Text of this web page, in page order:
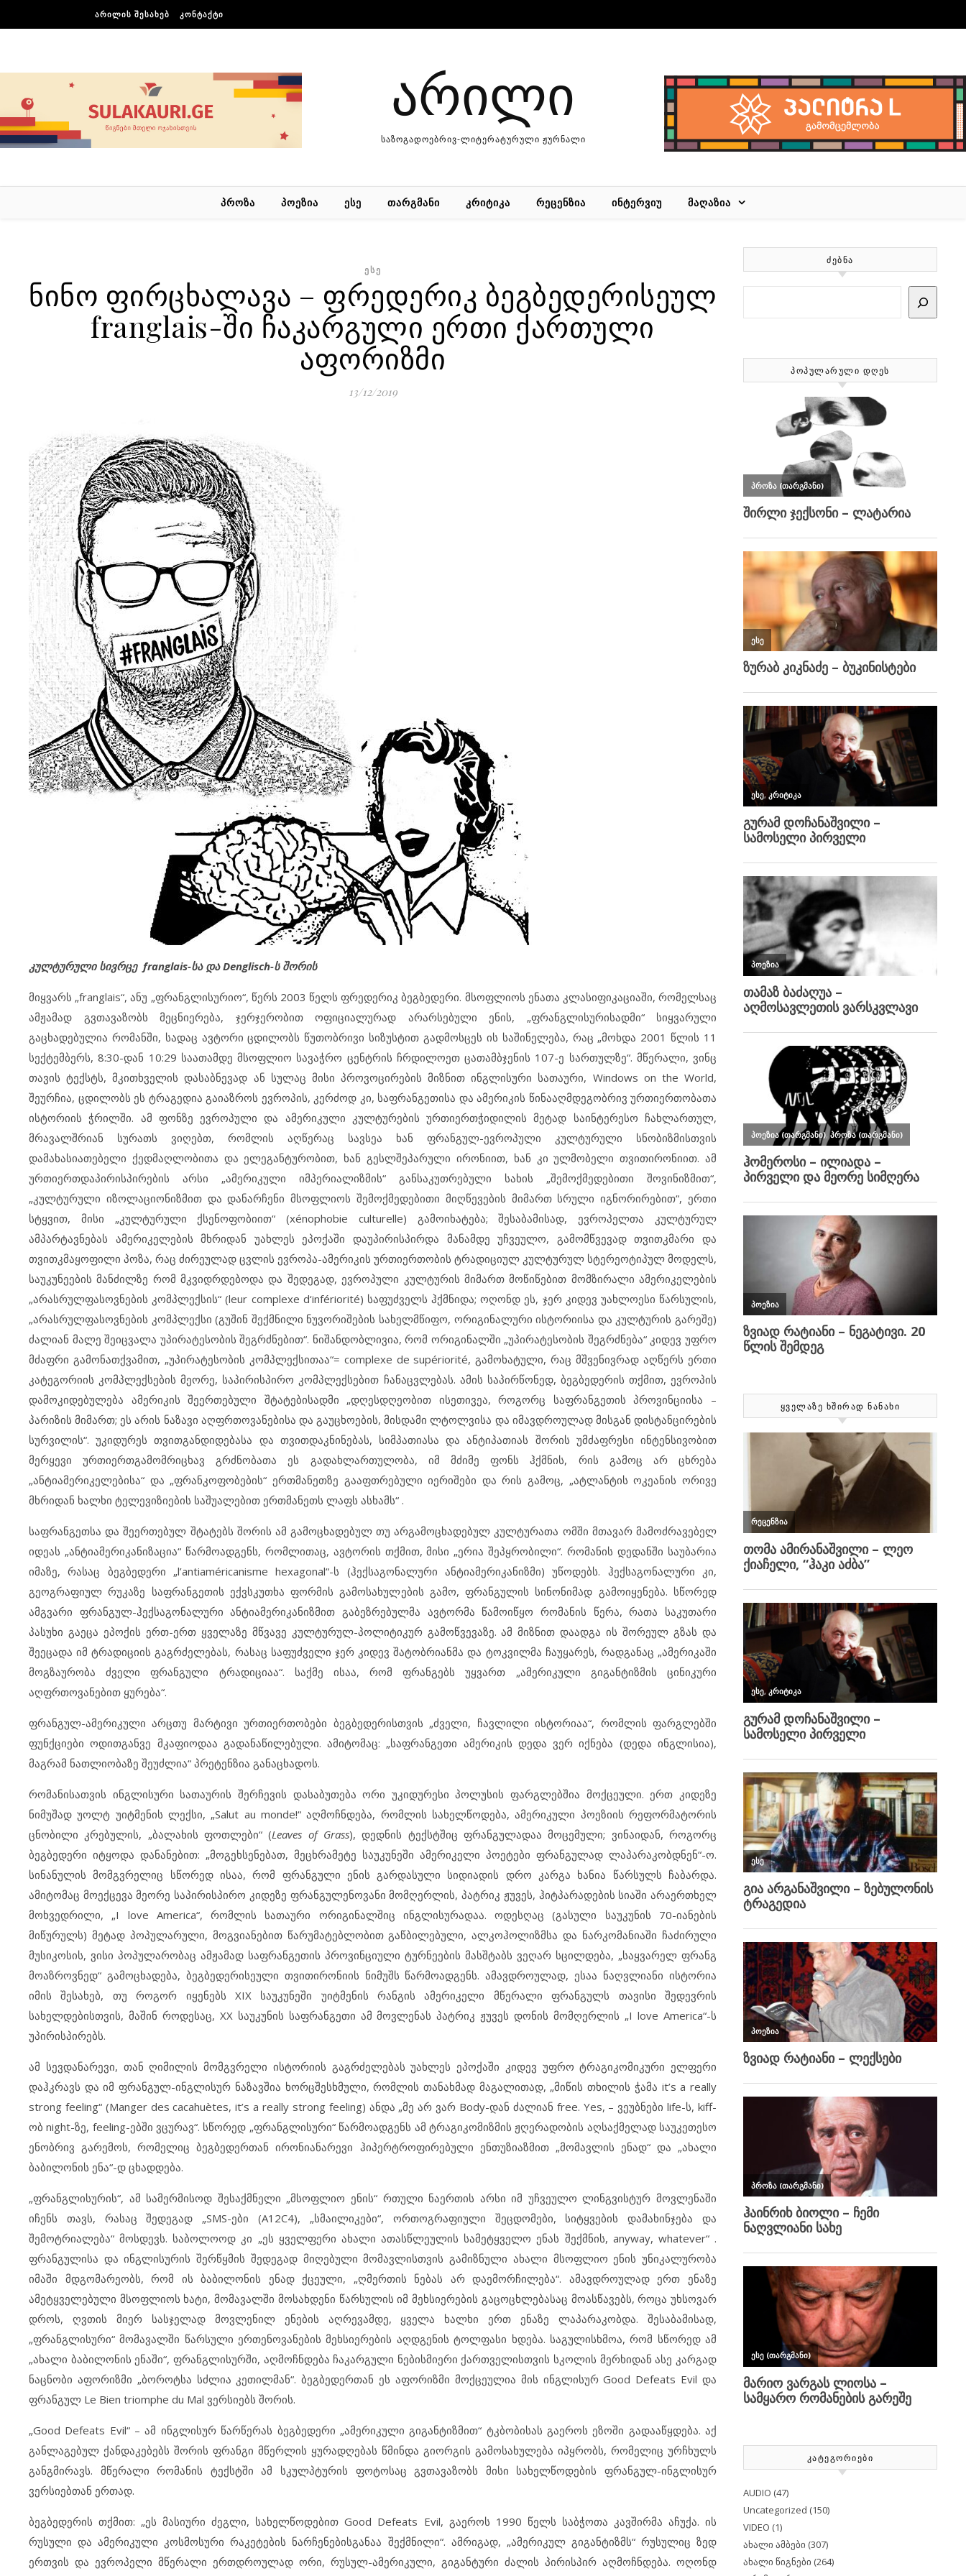
ᲐᲠᲘᲚᲘᲡ ᲨᲔᲡᲐᲮᲔᲑ ᲙᲝᲜᲢᲐᲥᲢᲘ
არილი
საზოგადოებრივ-ლიტერატურული ჟურნალი
ᲞᲠᲝᲖᲐ ᲞᲝᲔᲖᲘᲐ ᲔᲡᲔ ᲗᲐᲠᲒᲛᲐᲜᲘ ᲙᲠᲘᲢᲘᲙᲐ ᲠᲔᲪᲔᲜᲖᲘᲐ ᲘᲜᲢᲔᲠᲕᲘᲣ ᲛᲐᲦᲐᲖᲘᲐ
ᲔᲡᲔ
ნინო ფირცხალავა – ფრედერიკ ბეგბედერისეულ
franglais-ში ჩაკარგული ერთი ქართული
აფორიზმი
13/12/2019
კულტურული სივრცე franglais-სა დაDenglisch-ს შორის
მიყვარს „franglais“, ანუ „ფრანგლისურიო“, წერს 2003 წელს ფრედერიკ ბეგბედერი. მსოფლიოს ენათა კლასიფიკაციაში, რომელსაც
ამჟამად გვთავაზობს მეცნიერება, ჯერჯერობით ოფიციალურად არარსებული ენის, „ფრანგლისურისადმი“ სიყვარული
გაცხადებულია რომანში, სადაც ავტორი ცდილობს წუთობრივი სიზუსტით გადმოსცეს ის საშინელება, რაც „მოხდა 2001 წლის 11
სექტემბერს, 8:30-დან 10:29 საათამდე მსოფლიო სავაჭრო ცენტრის ჩრდილოეთ ცათამბჯენის 107-ე სართულზე“. მწერალი, ვინც
თავის ტექსტს, მკითხველის დასაბნევად ან სულაც მისი პროვოცირების მიზნით ინგლისური სათაური, Windows on the World,
შეურჩია, ცდილობს ეს ტრაგედია გაიაზროს ევროპის, კერძოდ კი, საფრანგეთისა და ამერიკის წინააღმდეგობრივ ურთიერთობათა
ისტორიის ჭრილში. ამ ფონზე ევროპული და ამერიკული კულტურების ურთიერთჭიდილის მეტად საინტერესო ჩახლართულ,
მრავალშრიან სურათს ვიღებთ, რომლის აღწერაც სავსეა ხან ფრანგულ-ევროპული კულტურული სნობიზმისთვის
დამახასიათებელი ქედმაღლობითა და ელეგანტურობით, ხან გესლშეპარული ირონიით, ხან კი ულმობელი თვითირონიით. ამ
ურთიერთდაპირისპირების არსი „ამერიკული იმპერიალიზმის“ განსაკუთრებული სახის „შემოქმედებითი შოვინიზმით“,
„კულტურული იზოლაციონიზმით და დანარჩენი მსოფლიოს შემოქმედებითი მიღწევების მიმართ სრული იგნორირებით“, ერთი
სტყვით, მისი „კულტურული ქსენოფობიით“ (xénophobie culturelle) გამოიხატება; შესაბამისად, ევროპელთა კულტურულ
ამპარტავნებას ამერიკელების მხრიდან უახლეს ეპოქაში დაუპირისპირდა მანამდე უჩვეულო, გამომწვევად თვითკმარი და
თვითკმაყოფილი პოზა, რაც ძირეულად ცვლის ევროპა-ამერიკის ურთიერთობის ტრადიციულ კულტურულ სტერეოტიპულ მოდელს,
საუკუნეების მანძილზე რომ მკვიდრდებოდა და შედეგად, ევროპული კულტურის მიმართ მოწიწებით მომზირალი ამერიკელების
„არასრულფასოვნების კომპლექსის“ (leur complexe d‘infériorité) საფუძველს ჰქმნიდა; ოღონდ ეს, ჯერ კიდევ უახლოესი წარსულის,
„არასრულფასოვნების კომპლექსი (გუშინ შექმნილი ნუვორიშების სახელმწიფო, ორიგინალური ისტორიისა და კულტურის გარეშე)
ძალიან მალე შეიცვალა უპირატესობის შეგრძნებით“. ნიშანდობლივია, რომ ორიგინალში „უპირატესობის შეგრძნება“ კიდევ უფრო
მძაფრი გამონათქვამით, „უპირატესობის კომპლექსითაა“= complexe de supériorité, გამოხატული, რაც მშვენივრად აღწერს ერთი
კატეგორიის კომპლექსების მეორე, საპირისპირო კომპლექსებით ჩანაცვლებას. ამის საპირწონედ, ბეგბედერის თქმით, ევროპის
დამოკიდებულება ამერიკის შეერთებული შტატებისადმი „დღესდღეობით ისეთივეა, როგორც საფრანგეთის პროვინციისა –
პარიზის მიმართ; ეს არის ნაზავი აღფრთოვანებისა და გაუცხოების, მისდამი ლტოლვისა და იმავდროულად მისგან დისტანცირების
სურვილის“. უკიდურეს თვითგანდიდებასა და თვითდაკნინებას, სიმპათიასა და ანტიპათიას შორის უმძაფრესი ინტენსივობით
მერყევი ურთიერთგამომრიცხავ გრძნობათა ეს გადახლართულობა, იმ მძიმე ფონს ჰქმნის, რის გამოც არ ცხრება
„ანტიამერიკელებისა“ და „ფრანკოფობების“ ერთმანეთზე გააფთრებული იერიშები და რის გამოც, „ატლანტის ოკეანის ორივე
მხრიდან ხალხი ტელევიზიების საშუალებით ერთმანეთს ლაფს ასხამს“ .
საფრანგეთსა და შეერთებულ შტატებს შორის ამ გამოცხადებულ თუ არგამოცხადებულ კულტურათა ომში მთავარ მამოძრავებელ
იდეას „ანტიამერიკანიზაცია“ წარმოადგენს, რომლითაც, ავტორის თქმით, მისი „ერია შეპყრობილი“. რომანის დედანში საუბარია
იმაზე, რასაც ბეგბედერი „l’antiaméricanisme hexagonal“-ს (ჰექსაგონალური ანტიამერიკანიზმი) უწოდებს. ჰექსაგონალური კი,
გეოგრაფიულ რუკაზე საფრანგეთის ექვსკუთხა ფორმის გამოსახულების გამო, ფრანგულის სინონიმად გამოიყენება. სწორედ
ამგვარი ფრანგულ-ჰექსაგონალური ანტიამერიკანიზმით გაბეზრებულმა ავტორმა წამოიწყო რომანის წერა, რათა საკუთარი
პასუხი გაეცა ეპოქის ერთ-ერთ ყველაზე მწვავე კულტურულ-პოლიტიკურ გამოწვევაზე. ამ მიზნით დაადგა ის შორეულ გზას და
შეეცადა იმ ტრადიციის გაგრძელებას, რასაც საფუძველი ჯერ კიდევ შატობრიანმა და ტოკვილმა ჩაუყარეს, რადგანაც „ამერიკაში
მოგზაურობა ძველი ფრანგული ტრადიციაა“. საქმე ისაა, რომ ფრანგებს უყვართ „ამერიკული გიგანტიზმის ცინიკური
აღფრთოვანებით ყურება“.
ფრანგულ-ამერიკული არცთუ მარტივი ურთიერთობები ბეგბედერისთვის „ძველი, ჩავლილი ისტორიაა“, რომლის ფარგლებში
ფუნქციები ოდითგანვე მკაფიოდაა გადანაწილებული. ამიტომაც: „საფრანგეთი ამერიკის დედა ვერ იქნება (დედა ინგლისია),
მაგრამ ნათლიობაზე შეუძლია“ პრეტენზია განაცხადოს.
რომანისათვის ინგლისური სათაურის შერჩევის დასაბუთება ორი უკიდურესი პოლუსის ფარგლებშია მოქცეული. ერთ კიდეზე
ნიმუშად უოლტ უიტმენის ლექსი, „Salut au monde!“ აღმოჩნდება, რომლის სახელწოდება, ამერიკული პოეზიის რეფორმატორის
ცნობილი კრებულის, „ბალახის ფოთლები“ (Leaves of Grass), დედნის ტექსტშიც ფრანგულადაა მოცემული; ვინაიდან, როგორც
ბეგბედერი იტყოდა დანანებით: „მოგეხსენებათ, მეცხრამეტე საუკუნეში ამერიკელი პოეტები ფრანგულად ლაპარაკობდნენ“-ო.
სინანულის მომგვრელიც სწორედ ისაა, რომ ფრანგული ენის გარდასული სიდიადის დრო კარგა ხანია წარსულს ჩაბარდა.
ამიტომაც მოექცევა მეორე საპირისპირო კიდეზე ფრანგულენოვანი მომღერლის, პატრიკ ჟუვეს, ჰიტპარადების სიაში არაერთხელ
მოხვედრილი, „I love America“, რომლის სათაური ორიგინალშიც ინგლისურადაა. ოდესღაც (გასული საუკუნის 70-იანების
მიწურულს) მეტად პოპულარული, მოგვიანებით წარუმატებლობით გაწბილებული, ალკოჰოლიზმსა და ნარკომანიაში ჩაძირული
მუსიკოსის, ვისი პოპულარობაც ამჟამად საფრანგეთის პროვინციული ტურნეების მასშტაბს ვეღარ სცილდება, „საყვარელ ფრანგ
მოაზროვნედ“ გამოცხადება, ბეგბედერისეული თვითირონიის ნიმუშს წარმოადგენს. ამავდროულად, ესაა ნაღვლიანი ისტორია
იმის შესახებ, თუ როგორ იყენებს XIX საუკუნეში უიტმენის რანგის ამერიკელი მწერალი ფრანგულს თავისი შედევრის
სახელდებისთვის, მაშინ როდესაც, XX საუკუნის საფრანგეთი ამ მოვლენას პატრიკ ჟუვეს დონის მომღერლის „I love America“-ს
უპირისპირებს.
ამ სევდანარევი, თან ღიმილის მომგვრელი ისტორიის გაგრძელებას უახლეს ეპოქაში კიდევ უფრო ტრაგიკომიკური ელფერი
დაჰკრავს და იმ ფრანგულ-ინგლისურ ნაზავშია ხორცშესხმული, რომლის თანახმად მაგალითად, „მიწის თხილის ჭამა it’s a really
strong feeling“ (Manger des cacahuètes, it’s a really strong feeling) ანდა „მე არ ვარ Body-დან ძალიან free. Yes, – ვეუბნები life-ს, kiff-
ობ night-ზე, feeling-ებში ვცურავ“. სწორედ „ფრანგლისური“ წარმოადგენს ამ ტრაგიკომიზმის ჟღერადობის აღსაქმელად საუკეთესო
ენობრივ გარემოს, რომელიც ბეგბედერთან ირონიანარევი ჰიპერტროფირებული ენთუზიაზმით „მომავლის ენად“ და „ახალი
ბაბილონის ენა“-დ ცხადდება.
„ფრანგლისურის“, ამ სამერმისოდ შესაქმნელი „მსოფლიო ენის“ რთული ნაერთის არსი იმ უჩვეულო ლინგვისტურ მოვლენაში
იჩენს თავს, რასაც შედეგად „SMS-ები (A12C4), „სმაილიკები“, ორთოგრაფიული შეცდომები, სიტყვების დამახინჯება და
შემოტრიალება“ მოსდევს. საბოლოოდ კი „ეს ყველფერი ახალი ათასწლეულის სამეტყველო ენას შექმნის, anyway, whatever“ .
ფრანგულისა და ინგლისურის შერწყმის შედეგად მიღებული მომავლისთვის გამიზნული ახალი მსოფლიო ენის უნიკალურობა
იმაში მდგომარეობს, რომ ის ბაბილონის ენად ქცეული, „ღმერთის ნებას არ დაემორჩილება“. ამავდროულად ერთ ენაზე
ამეტყველებული მსოფლიოს ხატი, მომავალში მოსახდენი წარსულის იმ მეხსიერების გაცოცხლებასაც მოასწავებს, როცა უხსოვარ
დროს, ღვთის მიერ სასჯელად მოვლენილ ენების აღრევამდე, ყველა ხალხი ერთ ენაზე ლაპარაკობდა. შესაბამისად,
„ფრანგლისური“ მომავალში წარსული ერთენოვანების მეხსიერების აღდგენის ტოლფასი ხდება. საგულისხმოა, რომ სწორედ ამ
„ახალი ბაბილონის ენაში“, ფრანგლისურში, აღმოჩნდება ჩაკარგული ნებისმიერი ქართველისთვის სკოლის მერხიდან ასე კარგად
ნაცნობი აფორიზმი „ბოროტსა სძლია კეთილმან“. ბეგბედერთან ეს აფორიზმი მოქცეულია მის ინგლისურ Good Defeats Evil და
ფრანგულ Le Bien triomphe du Mal ვერსიებს შორის.
„Good Defeats Evil“ – ამ ინგლისურ წარწერას ბეგბედერი „ამერიკული გიგანტიზმით“ ტკბობისას გაეროს ეზოში გადააწყდება. აქ
განლაგებულ ქანდაკებებს შორის ფრანგი მწერლის ყურადღებას წმინდა გიორგის გამოსახულება იპყრობს, რომელიც ურჩხულს
განგმირავს. მწერალი რომანის ტექსტში ამ სკულპტურის ფოტოსაც გვთავაზობს მისი სახელწოდების ფრანგულ-ინგლისურ
ვერსიებთან ერთად.
ბეგბედერის თქმით: „ეს მასიური ძეგლი, სახელწოდებით Good Defeats Evil, გაეროს 1990 წელს საბჭოთა კავშირმა აჩუქა. ის
რუსული და ამერიკული კოსმოსური რაკეტების ნარჩენებისგანაა შექმნილი“. ამრიგად, „ამერიკულ გიგანტიზმს“ რუსულიც ზედ
ერთვის და ევროპელი მწერალი ერთდროულად ორი, რუსულ-ამერიკული, გიგანტური ძალის პირისპირ აღმოჩნდება. ოღონდ
ᲫᲔᲑᲜᲐ
ᲞᲝᲞᲣᲚᲐᲠᲣᲚᲘ ᲓᲦᲔᲡ
ᲧᲕᲔᲚᲐᲖᲔ ᲮᲨᲘᲠᲐᲓ ᲜᲐᲜᲐᲮᲘ
ᲙᲐᲢᲔᲒᲝᲠᲘᲔᲑᲘ
AUDIO (47)
Uncategorized (150)
VIDEO (1)
ახალი ამბები (307)
ახალი წიგნები (264)